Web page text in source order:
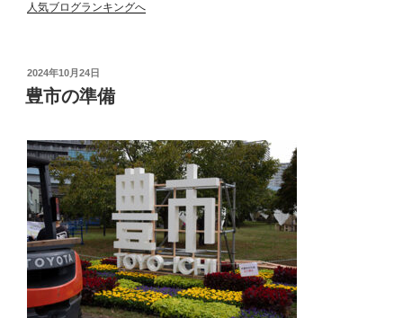
人気ブログランキングへ
投
稿
日:
2024年10月24日
豊市の準備